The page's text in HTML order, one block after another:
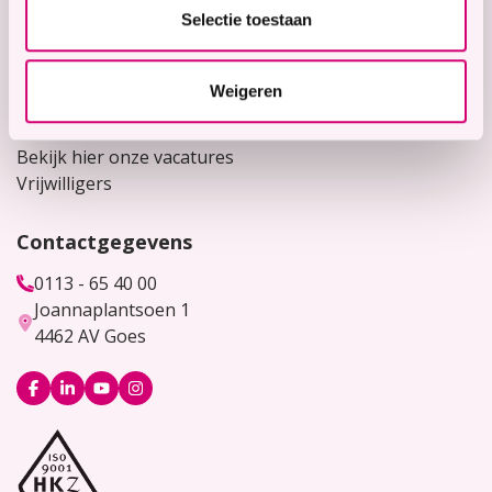
Selectie toestaan
Weigeren
Voor verwijzers
Werken bij
Bekijk hier onze vacatures
Vrijwilligers
Contactgegevens
0113 - 65 40 00
Joannaplantsoen 1
4462 AV Goes
Logo
Facebook
Logo
LinkedIn
LogoLogo